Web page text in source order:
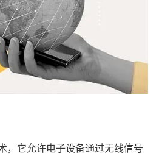
，它允许电子设备通过无线信号